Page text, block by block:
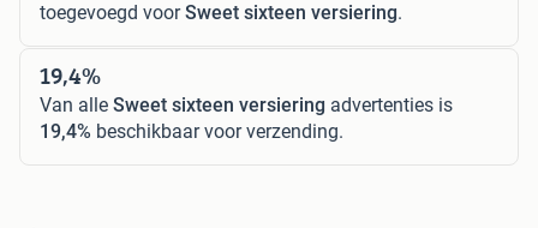
toegevoegd voorSweet sixteen versiering.
19,4%
Van alle Sweet sixteen versiering advertenties is
19,4% beschikbaar voor verzending.